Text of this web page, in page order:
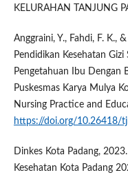
KELURAHAN TANJUNG
Anggraini, Y., Fahdi, F. K.,
Pendidikan Kesehatan
Pengetahuan Ibu Dengan
Puskesmas Karya Mulya
Nursing Practice and
https://doi.org/10.26418/
Dinkes Kota Padang,
Kesehatan Kota Padang